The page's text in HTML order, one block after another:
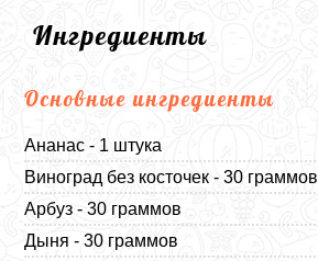
Ингредиенты
Основные ингредиенты
Ананас - 1 штука
Виноград без косточек - 30 граммов
Арбуз - 30 граммов
Дыня - 30 граммов